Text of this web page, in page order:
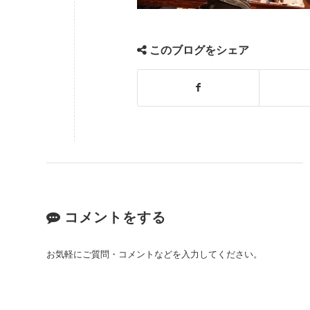
このブログをシェア
コメントをする
お気軽にご質問・コメントなどを入力してください。